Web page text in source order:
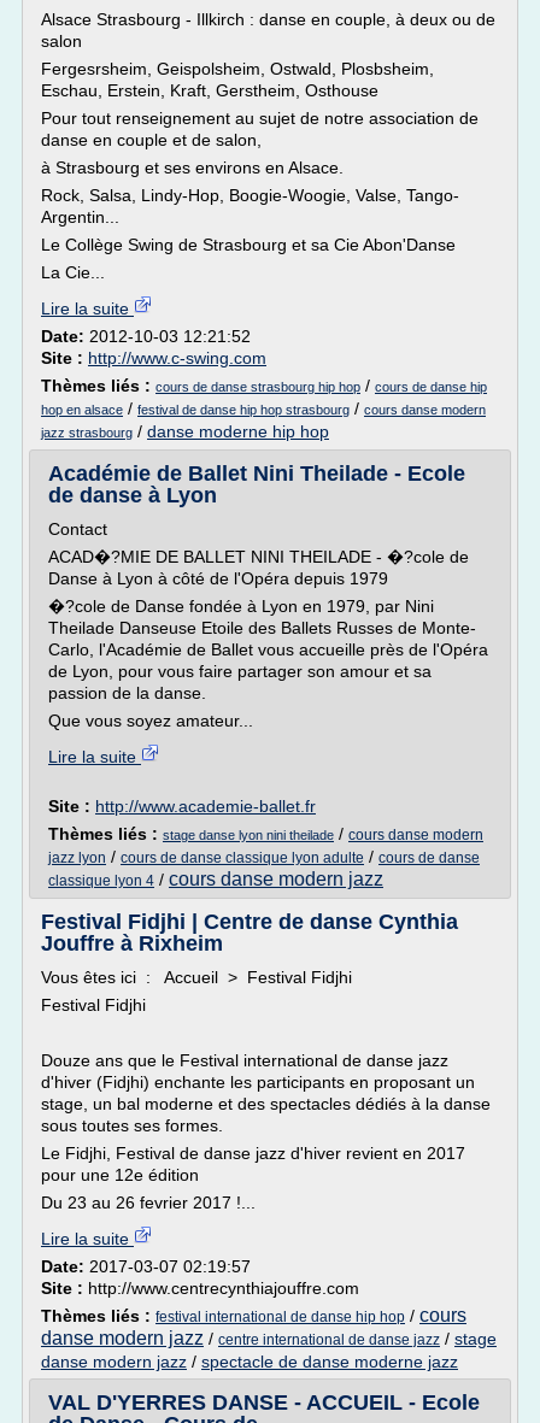
Alsace Strasbourg - Illkirch : danse en couple, à deux ou de
salon
Fergesrsheim, Geispolsheim, Ostwald, Plosbsheim,
Eschau, Erstein, Kraft, Gerstheim, Osthouse
Pour tout renseignement au sujet de notre association de
danse en couple et de salon,
à Strasbourg et ses environs en Alsace.
Rock, Salsa, Lindy-Hop, Boogie-Woogie, Valse, Tango-
Argentin...
Le Collège Swing de Strasbourg et sa Cie Abon'Danse
La Cie...
Lire la suite
Date: 2012-10-03 12:21:52
Site : http://www.c-swing.com
Thèmes liés : cours de danse strasbourg hip hop / cours de danse hip
hop en alsace / festival de danse hip hop strasbourg / cours danse modern
jazz strasbourg / danse moderne hip hop
Académie de Ballet Nini Theilade - Ecole
de danse à Lyon
Contact
ACAD�?MIE DE BALLET NINI THEILADE - �?cole de
Danse à Lyon à côté de l'Opéra depuis 1979
�?cole de Danse fondée à Lyon en 1979, par Nini
Theilade Danseuse Etoile des Ballets Russes de Monte-
Carlo, l'Académie de Ballet vous accueille près de l'Opéra
de Lyon, pour vous faire partager son amour et sa
passion de la danse.
Que vous soyez amateur...
Lire la suite
Site : http://www.academie-ballet.fr
Thèmes liés : stage danse lyon nini theilade / cours danse modern
jazz lyon / cours de danse classique lyon adulte / cours de danse
classique lyon 4 / cours danse modern jazz
Festival Fidjhi | Centre de danse Cynthia
Jouffre à Rixheim
Vous êtes ici : Accueil > Festival Fidjhi
Festival Fidjhi
Douze ans que le Festival international de danse jazz
d'hiver (Fidjhi) enchante les participants en proposant un
stage, un bal moderne et des spectacles dédiés à la danse
sous toutes ses formes.
Le Fidjhi, Festival de danse jazz d'hiver revient en 2017
pour une 12e édition
Du 23 au 26 fevrier 2017 !...
Lire la suite
Date: 2017-03-07 02:19:57
Site : http://www.centrecynthiajouffre.com
Thèmes liés : festival international de danse hip hop / cours
danse modern jazz / centre international de danse jazz / stage
danse modern jazz / spectacle de danse moderne jazz
VAL D'YERRES DANSE - ACCUEIL - Ecole